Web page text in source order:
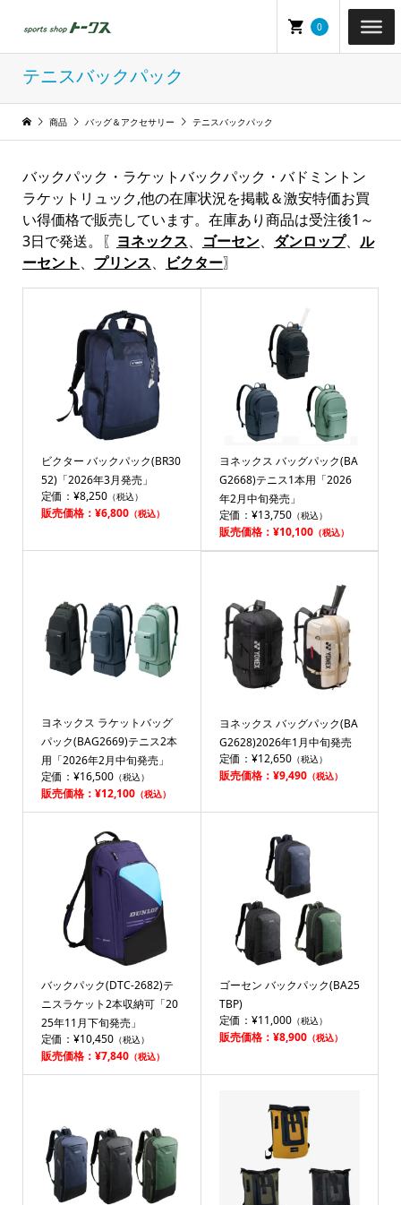
0
テニスバックパック
商品 バッグ＆アクセサリー テニスバックパック
バックパック・ラケットバックパック・バドミントン
ラケットリュック,他の在庫状況を掲載＆激安特価お買
い得価格で販売しています。在庫あり商品は受注後1～
3日で発送。〖 ヨネックス、 ゴーセン、 ダンロップ、 ル
ーセント 、 プリンス、 ビクター〗
ビクター バックパック(BR30
52)「2026年3月発売」
定価：¥8,250（税込）
販売価格：¥6,800（税込）
ヨネックス バッグパック(BA
G2668)テニス1本用「2026
年2月中旬発売」
定価：¥13,750（税込）
販売価格：¥10,100（税込）
ヨネックス ラケットバッグ
パック(BAG2669)テニス2本
用「2026年2月中旬発売」
定価：¥16,500（税込）
販売価格：¥12,100（税込）
ヨネックス バッグパック(BA
G2628)2026年1月中旬発売
定価：¥12,650（税込）
販売価格：¥9,490（税込）
バックパック(DTC-2682)テ
ニスラケット2本収納可「20
25年11月下旬発売」
定価：¥10,450（税込）
販売価格：¥7,840（税込）
ゴーセン バックパック(BA25
TBP)
定価：¥11,000（税込）
販売価格：¥8,900（税込）